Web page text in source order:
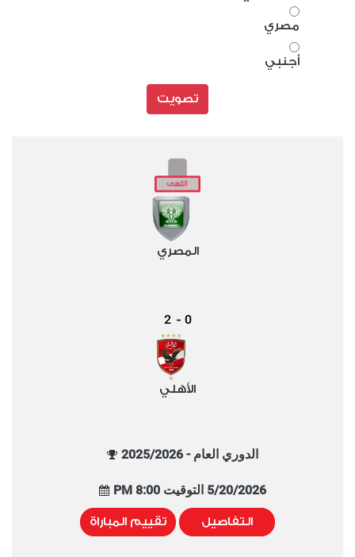
مصري
أجنبي
تصويت
المصري
0
-
2
الأهلي
الدوري العام - 2025/2026
5/20/2026 التوقيت 8:00 PM
التفاصيل تقييم المباراة